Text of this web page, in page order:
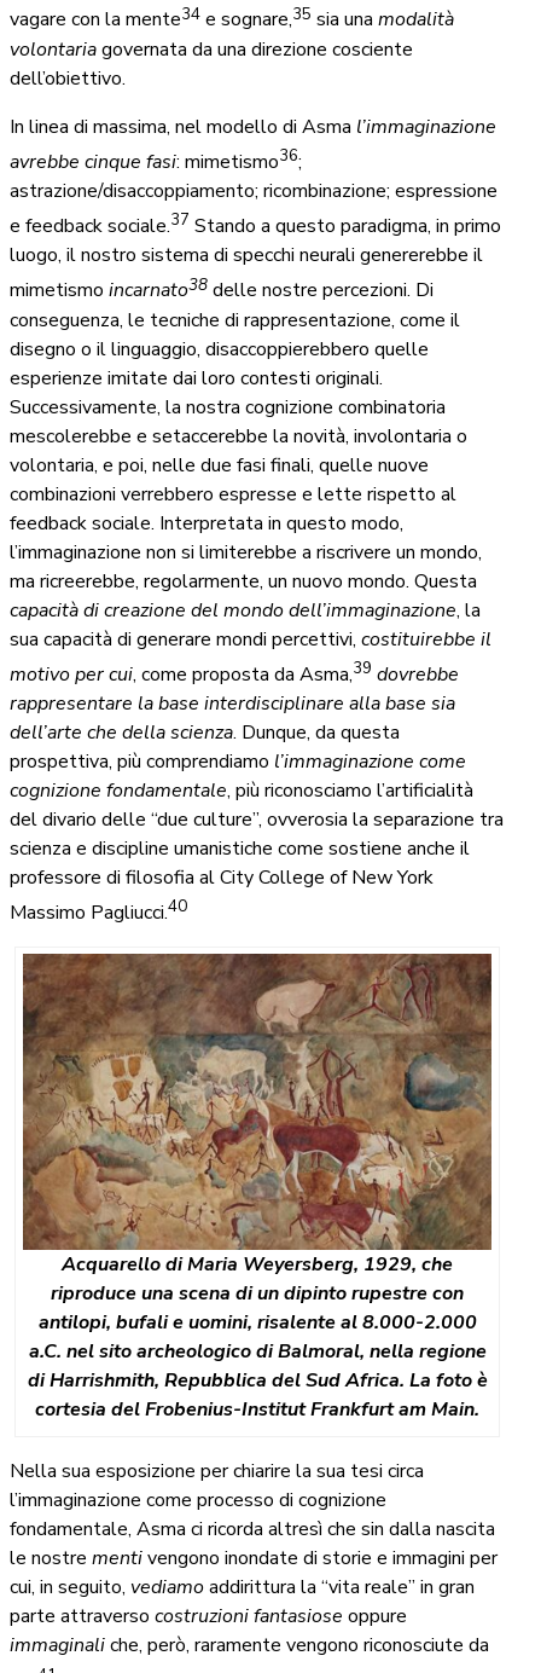
vagare con la mente34 e sognare,35 sia una modalità
volontariagovernata da una direzione cosciente
dell’obiettivo.
In linea di massima, nel modello di Asma l’immaginazione
avrebbe cinque fasi: mimetismo36;
astrazione/disaccoppiamento; ricombinazione; espressione
e feedback sociale.37 Stando a questo paradigma, in primo
luogo, il nostro sistema di specchi neurali genererebbe il
mimetismo incarnato38 delle nostre percezioni. Di
conseguenza, le tecniche di rappresentazione, come il
disegno o il linguaggio, disaccoppierebbero quelle
esperienze imitate dai loro contesti originali.
Successivamente, la nostra cognizione combinatoria
mescolerebbe e setaccerebbe la novità, involontaria o
volontaria, e poi, nelle due fasi finali, quelle nuove
combinazioni verrebbero espresse e lette rispetto al
feedback sociale. Interpretata in questo modo,
l’immaginazione non si limiterebbe a riscrivere un mondo,
ma ricreerebbe, regolarmente, un nuovo mondo. Questa
capacità di creazione del mondo dell’immaginazione, la
sua capacità di generare mondi percettivi, costituirebbe il
motivo per cui, come proposta da Asma,39 dovrebbe
rappresentare la base interdisciplinare alla base sia
dell’arte che della scienza. Dunque, da questa
prospettiva, più comprendiamo l’immaginazione come
cognizione fondamentale, più riconosciamo l’artificialità
del divario delle “due culture”, ovverosia la separazione tra
scienza e discipline umanistiche come sostiene anche il
professore di filosofia al City College of New York
Massimo Pagliucci.40
Acquarello di Maria Weyersberg, 1929, che
riproduce una scena di un dipinto rupestre con
antilopi, bufali e uomini, risalente al 8.000-2.000
a.C. nel sito archeologico di Balmoral, nella regione
di Harrishmith, Repubblica del Sud Africa. La foto è
cortesia del Frobenius-Institut Frankfurt am Main.
Nella sua esposizione per chiarire la sua tesi circa
l’immaginazione come processo di cognizione
fondamentale, Asma ci ricorda altresì che sin dalla nascita
le nostre mentivengono inondate di storie e immagini per
cui, in seguito, vediamoaddirittura la “vita reale” in gran
parte attraverso costruzioni fantasiose oppure
immaginaliche, però, raramente vengono riconosciute da